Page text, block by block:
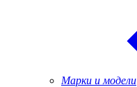
Марки и модели